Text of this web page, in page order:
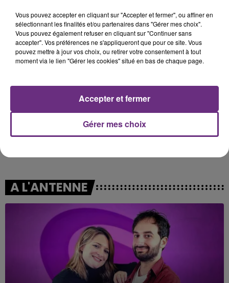
Stumblin' In I Knew It, I Knew You
8h10
8h10 8h05
8h05
A L'ANTENNE
Vous pouvez accepter en cliquant sur "Accepter et fermer", ou affiner en
sélectionnant les finalités et/ou partenaires dans "Gérer mes choix".
Vous pouvez également refuser en cliquant sur "Continuer sans
accepter". Vos préférences ne s'appliqueront que pour ce site. Vous
pouvez mettre à jour vos choix, ou retirer votre consentement à tout
moment via le lien "Gérer les cookies" situé en bas de chaque page.
Gérer mes choix
Accepter et fermer